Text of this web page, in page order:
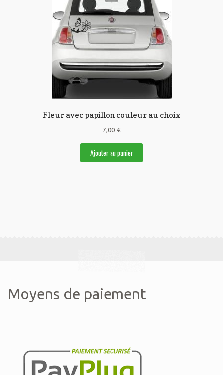
Fleur avec papillon couleur au choix
7,00 €
Ajouter au panier
Moyens de paiement